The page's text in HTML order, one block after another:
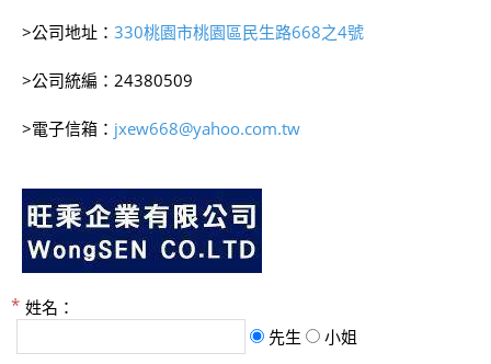
>公司地址： 330桃園市桃園區民生路668之4號
>公司統編：24380509
>電子信箱： jxew668@yahoo.com.tw
姓名：
先生
小姐